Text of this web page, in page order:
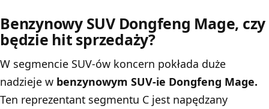
Benzynowy SUV Dongfeng Mage, czy
będzie hit sprzedaży?
W segmencie SUV-ów koncern pokłada duże
nadzieje w benzynowym SUV-ie Dongfeng Mage.
Ten reprezentant segmentu C jest napędzany